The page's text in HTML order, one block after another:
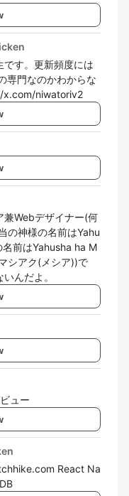
です。更新頻度には
専門なのかわからな
x.com/niwatoriv2
兼Webデザイナー(何
の神様の名前はYahu
前はYahusha ha M
シアク(メシア))で
んだよ。
ュー
React Na